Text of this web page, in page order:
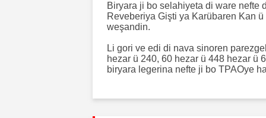
Biryara ji bo selahiyeta di ware nefte
Reveberiya Gişti ya Karübaren Kan
weşandin.
Li gori ve edi di nava sinoren
hezar ü 240, 60 hezar ü 448 hezar ü
biryara legerina nefte ji bo TPAOye